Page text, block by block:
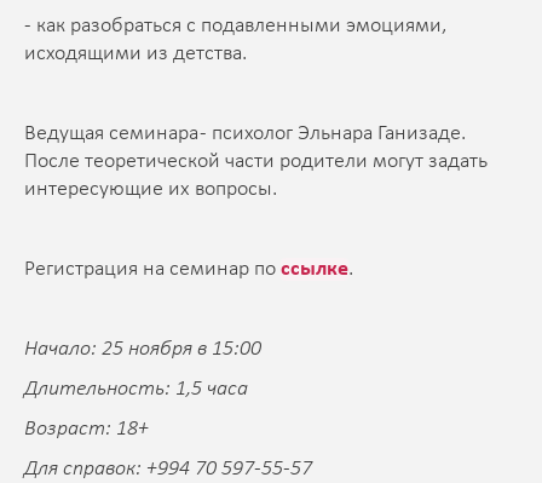
- как разобраться с подавленными эмоциями,
исходящими из детства.
Ведущая семинара - психолог Эльнара Ганизаде.
После теоретической части родители могут задать
интересующие их вопросы.
Регистрация на семинар по ссылке.
Начало: 25 ноября в 15:00
Длительность: 1,5 часа
Возраст: 18+
Для справок: +994 70 597-55-57